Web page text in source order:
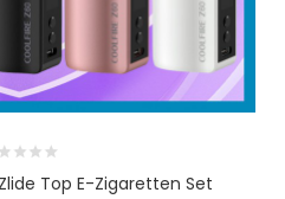
Top E-Zigaretten Set